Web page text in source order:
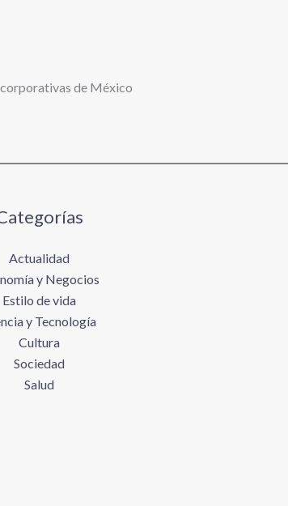
de México
Actualidad
y Negocios
Estilo de vida
y Tecnología
Cultura
Sociedad
Salud